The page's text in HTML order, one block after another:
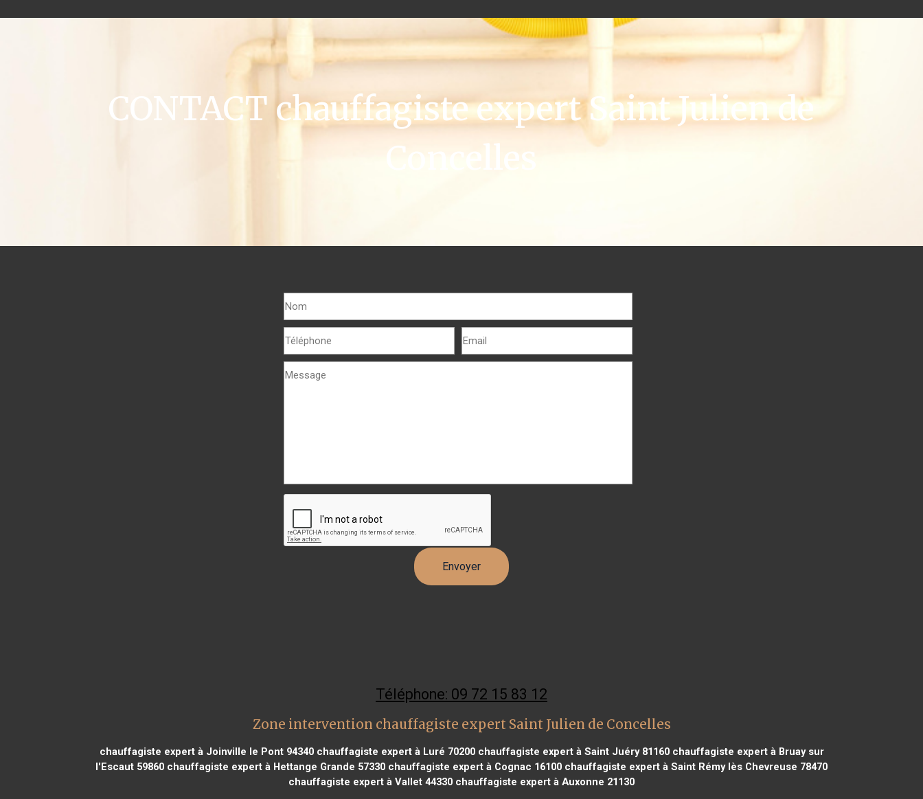
CONTACT chauffagiste expert Saint Julien de
Concelles
Téléphone: 09 72 15 83 12
Zone intervention chauffagiste expert Saint Julien de Concelles
chauffagiste expert à Joinville le Pont 94340chauffagiste expert à Luré 70200chauffagiste expert à Saint Juéry 81160chauffagiste expert à Bruay sur
l'Escaut 59860 chauffagiste expert à Hettange Grande 57330 chauffagiste expert à Cognac 16100 chauffagiste expert à Saint Rémy lès Chevreuse 78470
chauffagiste expert à Vallet 44330 chauffagiste expert à Auxonne 21130